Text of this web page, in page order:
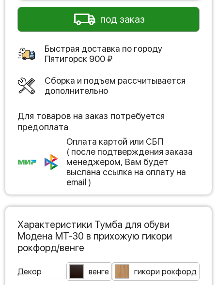
под заказ
Быстрая доставка по городу
Пятигорск 900 ₽
Сборка и подъем рассчитывается
дополнительно
Для товаров на заказ потребуется
предоплата
Оплата картой или СБП
( после подтверждения заказа
менеджером, Вам будет
выслана ссылка на оплату на
email )
Характеристики Тумба для обуви
Модена МТ-30 в прихожую гикори
рокфорд/венге
Декор венге гикори рокфорд